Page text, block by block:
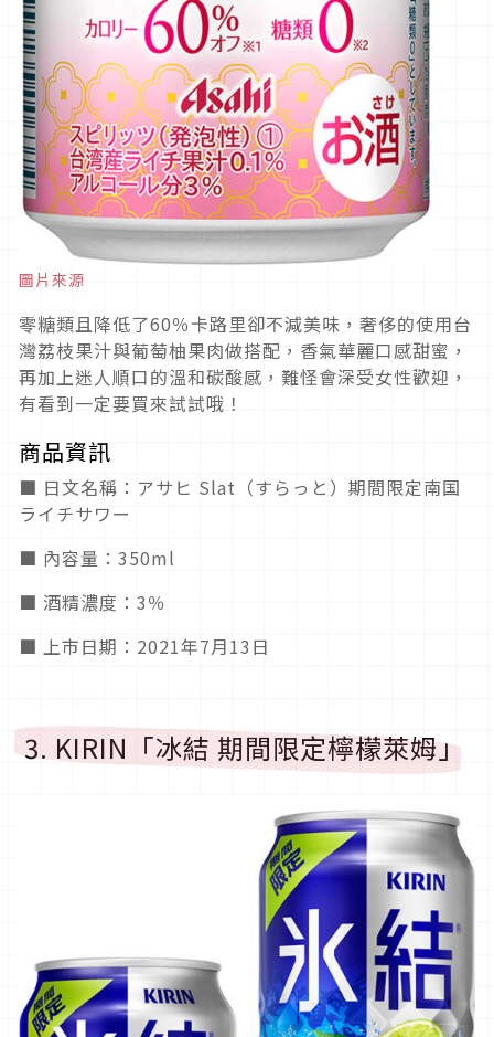
圖片來源
零糖類且降低了60％卡路里卻不減美味，奢侈的使用台
灣荔枝果汁與葡萄柚果肉做搭配，香氣華麗口感甜蜜，
再加上迷人順口的溫和碳酸感，難怪會深受女性歡迎，
有看到一定要買來試試哦！
商品資訊
■ 日文名稱：アサヒ Slat（すらっと）期間限定南国
ライチサワー
■ 內容量：350ml
■ 酒精濃度：3％
■ 上市日期：2021年7月13日
3. KIRIN「冰結 期間限定檸檬萊姆」